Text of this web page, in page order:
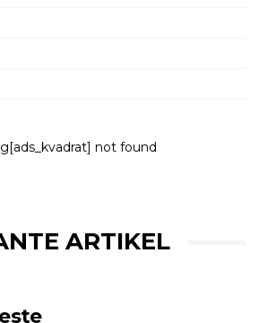
not found
ARTIKEL